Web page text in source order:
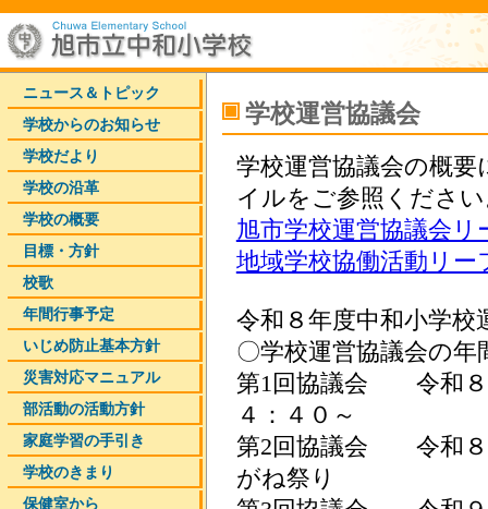
ニュース＆トピック
学校からのお知らせ
学校だより
学校の沿革
学校の概要
目標・方針
校歌
年間行事予定
いじめ防止基本方針
災害対応マニュアル
部活動の活動方針
家庭学習の手引き
学校のきまり
保健室から
学校運営協議会
学校運営協議会の概
イルをご参照くださ
旭市学校運営協議会リ
地域学校協働活動リー
令和８年度中和小学校
〇学校運営協議会の年
第1回協議会 令和
４：４０～
第2回協議会 令和
がね祭り